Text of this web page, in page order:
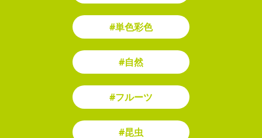
#単色彩色
#自然
#フルーツ
#昆虫